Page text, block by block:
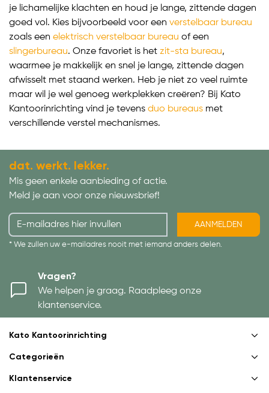
je lichamelijke klachten en houd je lange, zittende dagen
goed vol. Kies bijvoorbeeld voor een verstelbaar bureau
zoals een elektrisch verstelbaar bureau of een
slingerbureau. Onze favoriet is het zit-sta bureau,
waarmee je makkelijk en snel je lange, zittende dagen
afwisselt met staand werken. Heb je niet zo veel ruimte
maar wil je wel genoeg werkplekken creëren? Bij Kato
Kantoorinrichting vind je tevens duo bureaus met
verschillende verstel mechanismes.
dat. werkt. lekker.
Mis geen enkele aanbieding of actie.
Meld je aan voor onze nieuwsbrief!
AANMELDEN
* We zullen uw e-mailadres nooit met iemand anders delen.
Vragen?
We helpen je graag. Raadpleeg onze
klantenservice.
Kato Kantoorinrichting
Categorieën
Klantenservice